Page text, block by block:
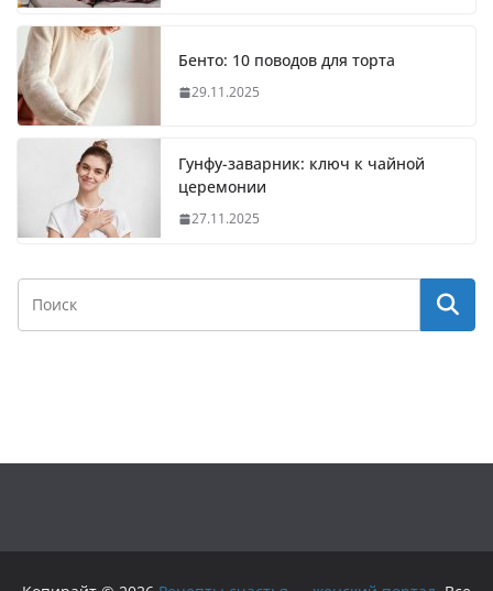
Бенто: 10 поводов для торта
29.11.2025
Гунфу-заварник: ключ к чайной
церемонии
27.11.2025